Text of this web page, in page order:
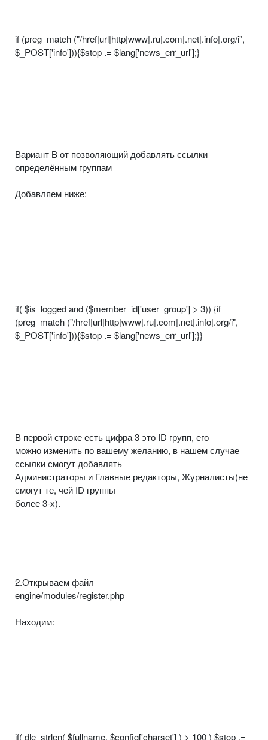
if (preg_match ("/href|url|http|www|.ru|.com|.net|.info|.org/i",
$_POST['info'])){$stop .= $lang['news_err_url'];}
Вариант B от позволяющий добавлять ссылки
определённым группам
Добавляем ниже:
if( $is_logged and ($member_id['user_group'] > 3)) {if
(preg_match ("/href|url|http|www|.ru|.com|.net|.info|.org/i",
$_POST['info'])){$stop .= $lang['news_err_url'];}}
В первой строке есть цифра 3 это ID групп, его
можно изменить по вашему желанию, в нашем случае
ссылки смогут добавлять
Администраторы и Главные редакторы, Журналисты(не
смогут те, чей ID группы
более 3-х).
2.Открываем файл
engine/modules/register.php
Находим:
if( dle_strlen( $fullname, $config['charset'] ) > 100 ) $stop .=